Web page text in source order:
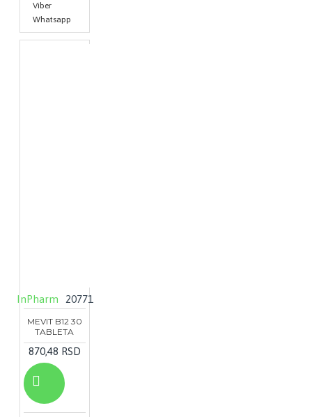
Viber
Whatsapp
InPharm 20771
MEVIT B12 30
TABLETA
870,48 RSD